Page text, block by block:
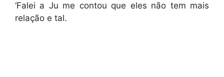
‘Falei a Ju me contou que eles não tem mais
relação e tal.